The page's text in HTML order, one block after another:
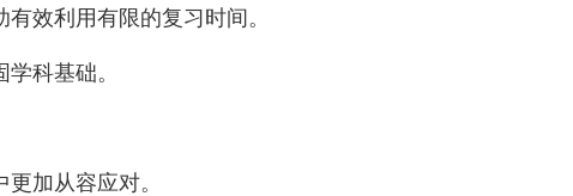
效利用有限的复习时间。
科基础。
加从容应对。